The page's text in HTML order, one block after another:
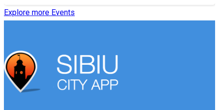
Explore more Events